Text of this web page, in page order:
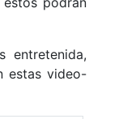
entretenida,
estas video-